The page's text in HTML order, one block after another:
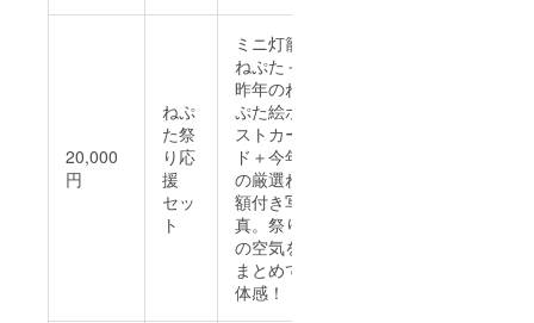
20,000
円
ねぷ
た祭
り応
援
セッ
ト
ミニ灯籠
ねぷた＋
昨年のね
ぷた絵ポ
ストカー
ド＋今年
の厳選ね
額付き写
真。祭り
の空気を
まとめて
体感！